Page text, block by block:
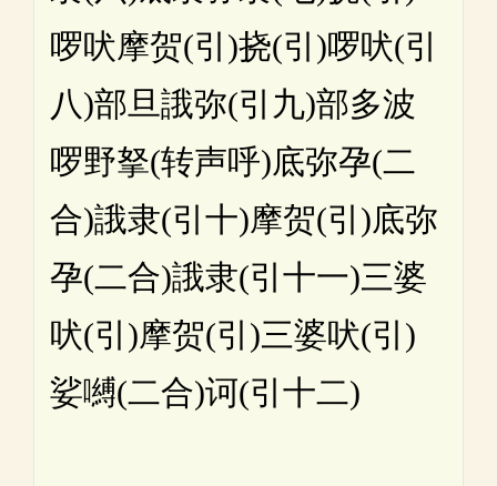
啰吠摩贺(引)挠(引)啰吠(引
八)部旦誐弥(引九)部多波
啰野拏(转声呼)底弥孕(二
合)誐隶(引十)摩贺(引)底弥
孕(二合)誐隶(引十一)三婆
吠(引)摩贺(引)三婆吠(引)
娑嚩(二合)诃(引十二)